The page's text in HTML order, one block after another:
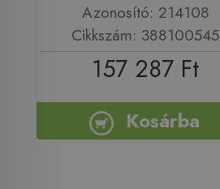
Azonosító: 214108
Cikkszám: 388100545
157 287 Ft
Kosárba